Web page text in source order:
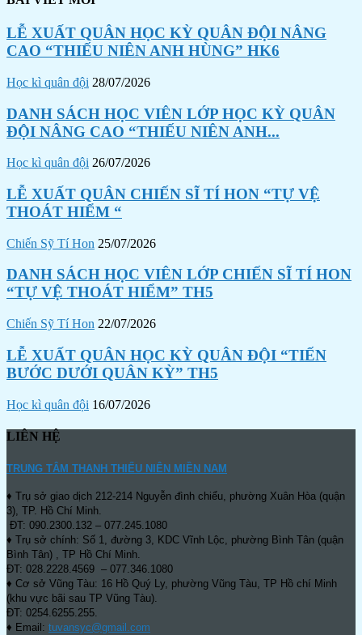
LỄ XUẤT QUÂN HỌC KỲ QUÂN ĐỘI NÂNG
CAO “THIẾU NIÊN ANH HÙNG” HK6
Học kì quân đội 28/07/2026
DANH SÁCH HỌC VIÊN LỚP HỌC KỲ QUÂN
ĐỘI NÂNG CAO “THIẾU NIÊN ANH...
Học kì quân đội 26/07/2026
LỄ XUẤT QUÂN CHIẾN SĨ TÍ HON “TỰ VỆ
THOÁT HIỂM “
Chiến Sỹ Tí Hon 25/07/2026
DANH SÁCH HỌC VIÊN LỚP CHIẾN SĨ TÍ HON
“TỰ VỆ THOÁT HIỂM” TH5
Chiến Sỹ Tí Hon 22/07/2026
LỄ XUẤT QUÂN HỌC KỲ QUÂN ĐỘI “TIẾN
BƯỚC DƯỚI QUÂN KỲ” TH5
Học kì quân đội 16/07/2026
LIÊN HỆ
TRUNG TÂM THANH THIẾU NIÊN MIỀN NAM
♦ Trụ sở giao dịch 212-214 Nguyễn đình chiểu, phường Xuân Hòa (quận
3), TP. Hồ Chí Minh.
ĐT: 090.2300.132 – 077.245.1080
♦ Trụ sở chính: Số 1, đường 3, KDC Vĩnh Lộc, phường Bình Tân (quận
Bình Tân) , TP Hồ Chí Minh.
ĐT: 028.2228.4569 – 077.346.1080
♦ Cơ sở Vũng Tàu: 16 Hồ Quý Ly, phường Vũng Tàu, TP Hồ chí Minh
(khu vực bãi sau TP Vũng Tàu).
ĐT: 0254.6255.255.
♦ Email: tuvansyc@gmail.com